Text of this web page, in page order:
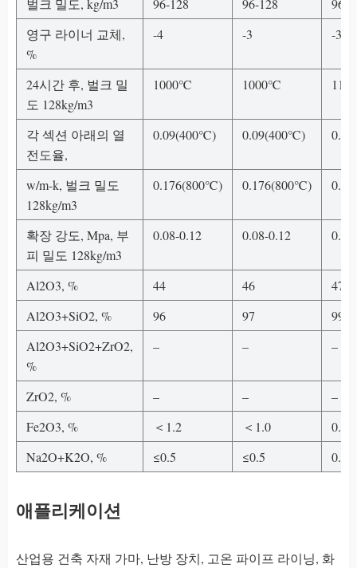
벌크 밀도, kg/m3 96-128 96-128
96-
영구 라이너 교체,
%
-4 -3 -3
24시간 후, 벌크 밀
도 128kg/m3
1000℃ 1000℃
각 섹션 아래의 열
전도율,
0.09(400℃) 0.09(400℃)
w/m-k, 벌크 밀도
128kg/m3
0.176(800℃) 0.176(800℃)
확장 강도, Mpa, 부
피 밀도 128kg/m3
0.08-0.12 0.08-0.12
Al2O3, % 44 46
47-
Al2O3+SiO2, %
96 97
99
Al2O3+SiO2+ZrO2,
%
– – –
ZrO2, % – –
–
Fe2O3, %
＜1.2 ＜1.0
0.2
Na2O+K2O, %
≤0.5 ≤0.5 0.2
애플리케이션
산업용 건축 자재 가마, 난방 장치, 고온 파이프 라이닝, 화